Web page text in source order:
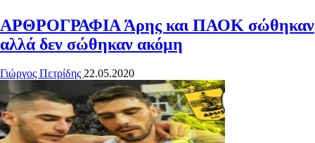
ΑΡΘΡΟΓΡΑΦΙΑ Άρης και ΠΑΟΚ σώθηκαν
αλλά δεν σώθηκαν ακόμη
Γιώργος Πετρίδης 22.05.2020